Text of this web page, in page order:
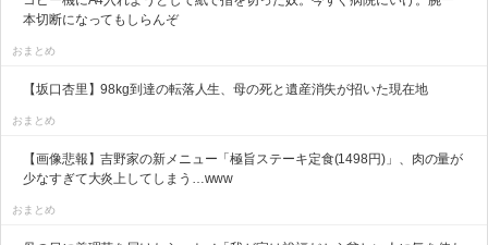
本切断になってもしらんぞ
おまとめ
【坂口杏里】98kg到達の転落人生、母の死と遺産消失が招いた現在地
おまとめ
【画像悲報】吉野家の新メニュー「極旨ステーキ定食(1498円)」、肉の量が
少なすぎて大炎上してしまう…www
おまとめ